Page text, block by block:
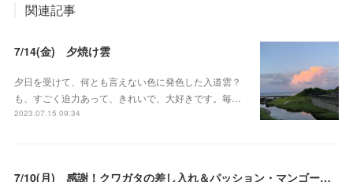
関連記事
7/14(金) 夕焼け雲
夕日を受けて、何とも言えない色に発色した入道雲？
も、すごく迫力あって、きれいで、大好きです。毎…
2023.07.15 09:34
7/10(月) 感謝！クワガタの差し入れ＆パッション・マンゴーの差し入れ